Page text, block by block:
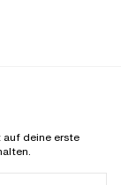
deine erste